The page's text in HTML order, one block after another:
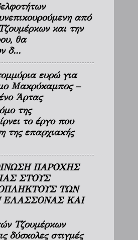
από
και την
θα
δ...
ευρώ για
Μακρύκαμπος –
Άρτας
της
το έργο που
της επαρχιακής
ΠΑΡΟΧΗΣ
ΣΤΟΥΣ
ΤΩΝ
ΚΑΙ
Τζουμέρκων
δύσκολες στιγμές